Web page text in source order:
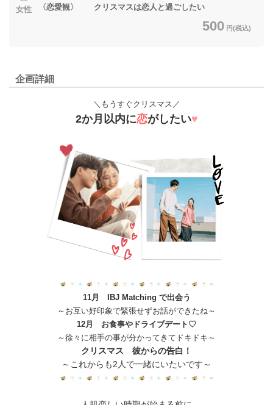
女性 〈恋愛観〉 クリスマスは恋人と過ごしたい
500 円(税込)
企画詳細
＼もうすぐクリスマス／
2か月以内に恋がしたい♥
11月 IBJ Matching で出会う
～お互い好印象で緊張せずお話ができたね～
12月 お食事やドライブデート♡
～徐々に相手の事が分かってきてドキドキ～
クリスマス 彼からの告白！
～これからも2人で一緒にいたいです～